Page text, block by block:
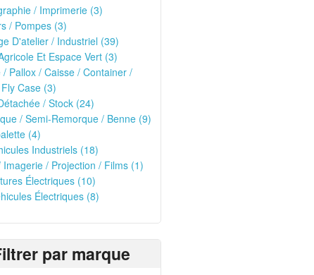
/ Imprimerie (3)
/ Pompes (3)
D'atelier / Industriel (39)
Et Espace Vert (3)
/ Pallox / Caisse / Container /
Case (3)
/ Stock (24)
/ Semi-Remorque / Benne (9)
(4)
Industriels (18)
Imagerie / Projection / Films (1)
Électriques (10)
Électriques (8)
par marque